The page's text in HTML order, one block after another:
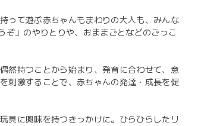
って遊ぶ赤ちゃんもまわりの大人も、みんな
」のやりとりや、おままごとなどのごっこ
然持つことから始まり、発育に合わせて、意
刺激することで、赤ちゃんの発達・成長を促
具に興味を持つきっかけに。ひらひらしたリ